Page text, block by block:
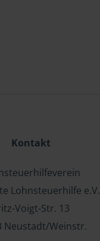
Kontakt
Lohnsteuerhilfe e.V.
Voigt-Str. 13
Neustadt/Weinstr.